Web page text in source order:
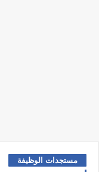
مستجدات الوظيفة